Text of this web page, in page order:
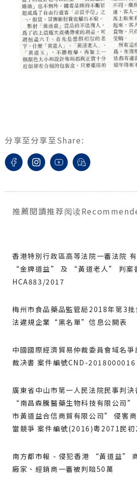
分享至分享至Share:
推薦閱讀推荐阅读
香港特別行政區高等法院一審法院
“金牌道益” 及 “黃道老人” 判案
HCA883/2017
梅州市食品藥品監管局2018年第3批
法違規企業“黑名單”信息公開表
中國國際經濟貿易仲裁委員會域名爭
裁决書 案件編號CND-2018000016
廣東省中山市第一人民法院民事判決
“南昌森騰醫藥生物科技有限公司
市黃道益合信商貿有限公司” 侵害
當競爭 案件編號(2016)粵2071民
南方都市報 - 侵犯香港 “黃道益”
廠家、經銷商一審被判賠50萬